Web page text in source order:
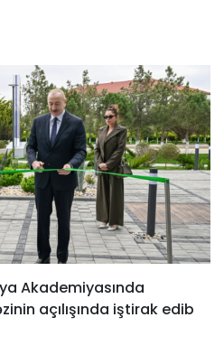
Akademiyasında
açılışında iştirak edib